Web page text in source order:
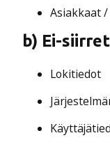
Asiakkaat
b) Ei-
Lokitiedot